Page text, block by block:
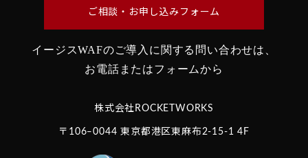
ご相談・お申し込みフォーム
イージスWAFのご導入に関する問い合わせは、
お電話またはフォームから
株式会社ROCKETWORKS
〒106‒0044 東京都港区東麻布2-15-1 4F